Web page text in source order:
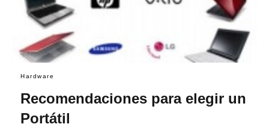
Hardware
Recomendaciones para elegir un
Portátil